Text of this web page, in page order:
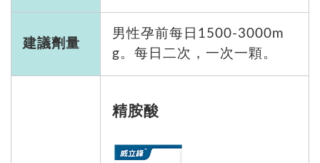
建議劑量
男性孕前每日1500-3000m
g。每日二次，一次一顆。
精胺酸